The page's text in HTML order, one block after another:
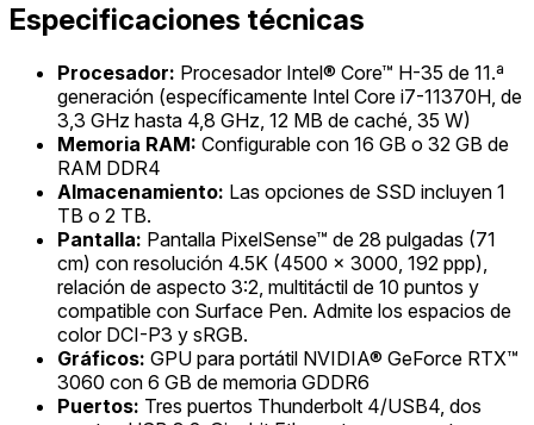
Especificaciones técnicas
Procesador: Procesador Intel® Core™ H-35 de 11.ª
generación (específicamente Intel Core i7-11370H, de
3,3 GHz hasta 4,8 GHz, 12 MB de caché, 35 W)
Memoria RAM: Configurable con 16 GB o 32 GB de
RAM DDR4
Almacenamiento: Las opciones de SSD incluyen 1
TB o 2 TB.
Pantalla: Pantalla PixelSense™ de 28 pulgadas (71
cm) con resolución 4.5K (4500 x 3000, 192 ppp),
relación de aspecto 3:2, multitáctil de 10 puntos y
compatible con Surface Pen. Admite los espacios de
color DCI-P3 y sRGB.
Gráficos: GPU para portátil NVIDIA® GeForce RTX™
3060 con 6 GB de memoria GDDR6
Puertos: Tres puertos Thunderbolt 4/USB4, dos